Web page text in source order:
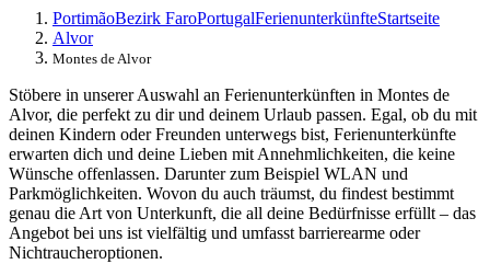
PortimãoBezirk FaroPortugalFerienunterkünfteStartseite
Alvor
Montes de Alvor
Stöbere in unserer Auswahl an Ferienunterkünften in Montes de
Alvor, die perfekt zu dir und deinem Urlaub passen. Egal, ob du mit
deinen Kindern oder Freunden unterwegs bist, Ferienunterkünfte
erwarten dich und deine Lieben mit Annehmlichkeiten, die keine
Wünsche offenlassen. Darunter zum Beispiel WLAN und
Parkmöglichkeiten. Wovon du auch träumst, du findest bestimmt
genau die Art von Unterkunft, die all deine Bedürfnisse erfüllt – das
Angebot bei uns ist vielfältig und umfasst barrierearme oder
Nichtraucheroptionen.